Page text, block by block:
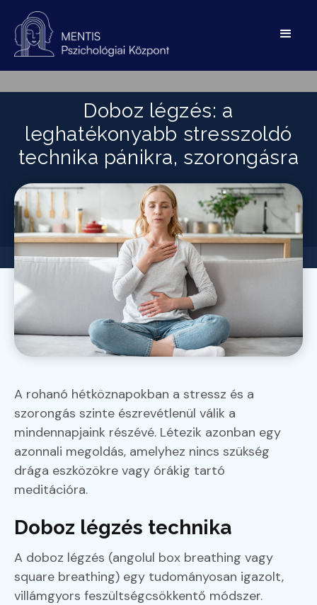
Doboz légzés: a
leghatékonyabb stresszoldó
technika pánikra, szorongásra
A rohanó hétköznapokban a stressz és a
szorongás szinte észrevétlenül válik a
mindennapjaink részévé. Létezik azonban egy
azonnali megoldás, amelyhez nincs szükség
drága eszközökre vagy órákig tartó
meditációra.
Doboz légzés technika
A doboz légzés (angolul box breathing vagy
square breathing) egy tudományosan igazolt,
villámgyors feszültségcsökkentő módszer.